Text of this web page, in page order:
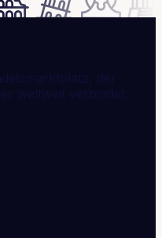
der
weltweit verbindet.